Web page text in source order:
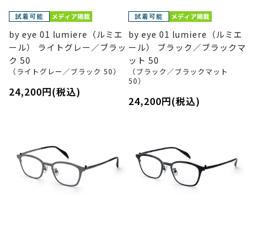
by eye 01 lumiere（ルミエ
ール） ライトグレー／ブラッ
ク 50
（ライトグレー／ブラック 50）
24,200円(税込)
by eye 01 lumiere（ルミエ
ール） ブラック／ブラックマ
ット 50
（ブラック／ブラックマット
50）
24,200円(税込)